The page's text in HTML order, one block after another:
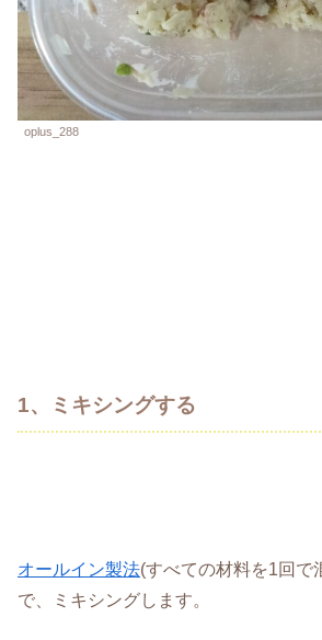
oplus_288
1、ミキシングする
オールイン製法(すべての材料を1回で
で、ミキシングします。